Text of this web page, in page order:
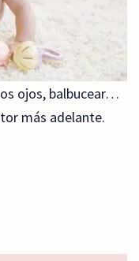
ojos, balbucear…
más adelante.